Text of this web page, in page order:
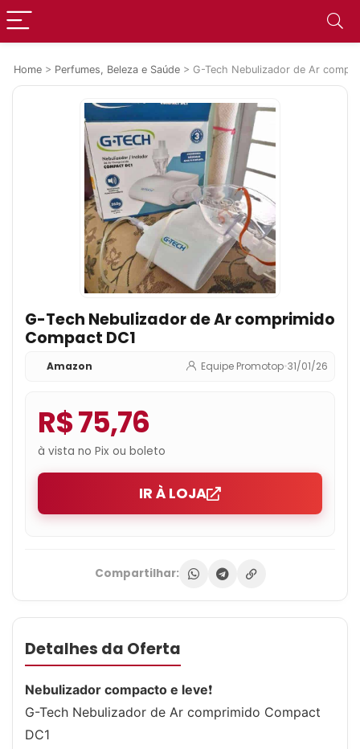
Home > Perfumes, Beleza e Saúde > G-Tech Nebulizador de Ar
G-Tech Nebulizador de Ar comprimido
Compact DC1
Amazon Equipe Promotop•31/01/26
R$ 75,76
à vista no Pix ou boleto
IR À LOJA
Compartilhar:
Detalhes da Oferta
Nebulizador compacto e leve❗
G-Tech Nebulizador de Ar comprimido Compact
DC1